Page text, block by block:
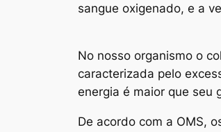
sangue oxigenado, e a
No nosso organismo o
caracterizada pelo
energia é maior que seu
De acordo com a OMS,